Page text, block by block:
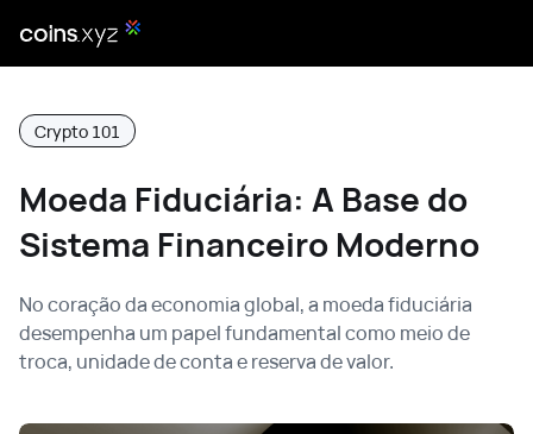
Crypto 101
Moeda Fiduciária: A Base do
Sistema Financeiro Moderno
No coração da economia global, a moeda fiduciária
desempenha um papel fundamental como meio de
troca, unidade de conta e reserva de valor.